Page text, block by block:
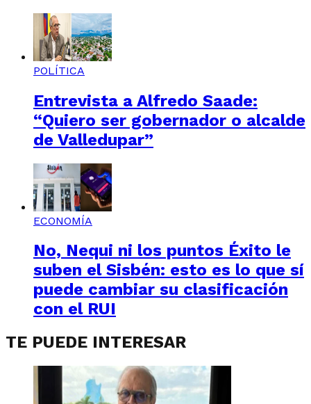
POLÍTICA
Entrevista a Alfredo Saade:
“Quiero ser gobernador o alcalde
de Valledupar”
ECONOMÍA
No, Nequi ni los puntos Éxito le
suben el Sisbén: esto es lo que sí
puede cambiar su clasificación
con el RUI
TE PUEDE INTERESAR